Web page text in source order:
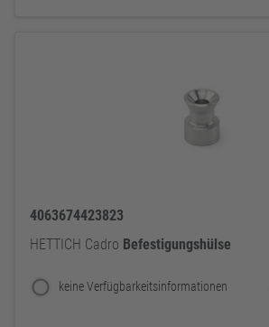
4063674423823
HETTICH Cadro Befestigungshülse
keine Verfügbarkeitsinformationen